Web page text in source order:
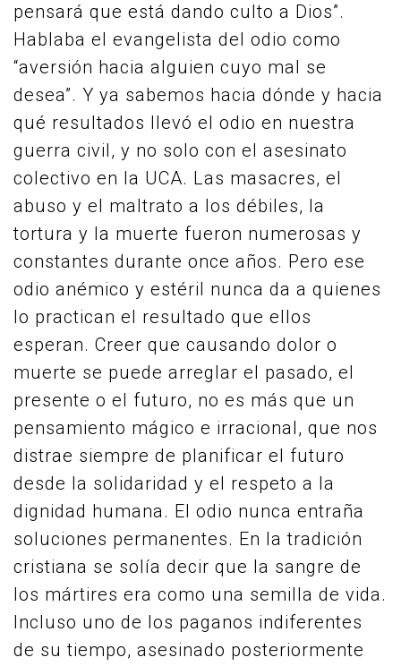
pensará que está dando culto a Dios”.
Hablaba el evangelista del odio como
“aversión hacia alguien cuyo mal se
desea”. Y ya sabemos hacia dónde y hacia
qué resultados llevó el odio en nuestra
guerra civil, y no solo con el asesinato
colectivo en la UCA. Las masacres, el
abuso y el maltrato a los débiles, la
tortura y la muerte fueron numerosas y
constantes durante once años. Pero ese
odio anémico y estéril nunca da a quienes
lo practican el resultado que ellos
esperan. Creer que causando dolor o
muerte se puede arreglar el pasado, el
presente o el futuro, no es más que un
pensamiento mágico e irracional, que nos
distrae siempre de planificar el futuro
desde la solidaridad y el respeto a la
dignidad humana. El odio nunca entraña
soluciones permanentes. En la tradición
cristiana se solía decir que la sangre de
los mártires era como una semilla de vida.
Incluso uno de los paganos indiferentes
de su tiempo, asesinado posteriormente